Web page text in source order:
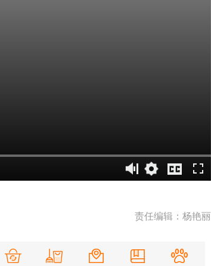
责任编辑：杨艳丽